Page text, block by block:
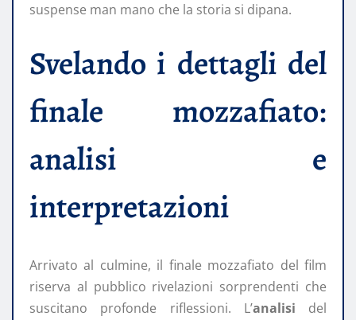
suspense man mano che la storia si dipana.
Svelando i dettagli del
finale mozzafiato:
analisi e
interpretazioni
Arrivato al culmine, il finale mozzafiato del film
riserva al pubblico rivelazioni sorprendenti che
suscitano profonde riflessioni. L’analisi del